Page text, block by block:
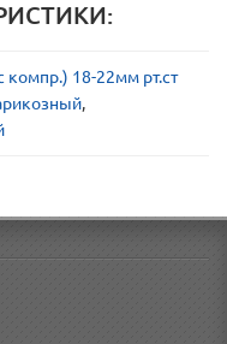
компр.) 18-22мм рт.ст
,